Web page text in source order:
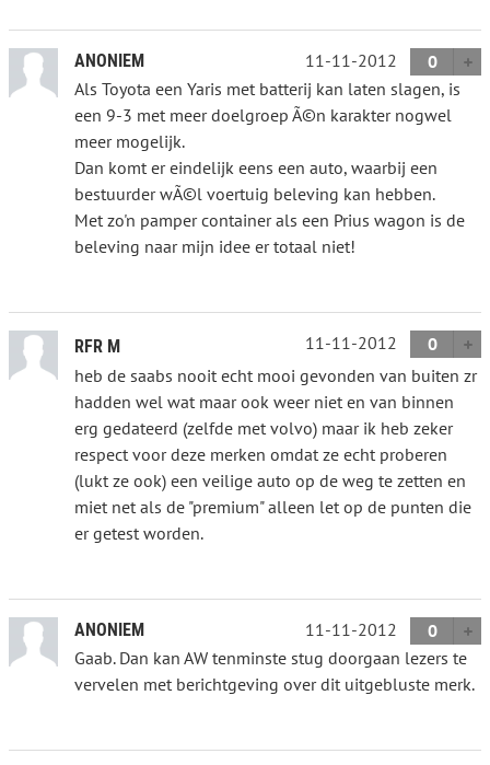
ANONIEM 11-11-2012
0
Als Toyota een Yaris met batterij kan laten slagen, is
een 9-3 met meer doelgroep Ã©n karakter nogwel
meer mogelijk.
Dan komt er eindelijk eens een auto, waarbij een
bestuurder wÃ©l voertuig beleving kan hebben.
Met zo'n pamper container als een Prius wagon is de
beleving naar mijn idee er totaal niet!
RFR M 11-11-2012
0
heb de saabs nooit echt mooi gevonden van buiten zr
hadden wel wat maar ook weer niet en van binnen
erg gedateerd (zelfde met volvo) maar ik heb zeker
respect voor deze merken omdat ze echt proberen
(lukt ze ook) een veilige auto op de weg te zetten en
miet net als de "premium" alleen let op de punten die
er getest worden.
ANONIEM 11-11-2012
0
Gaab. Dan kan AW tenminste stug doorgaan lezers te
vervelen met berichtgeving over dit uitgebluste merk.